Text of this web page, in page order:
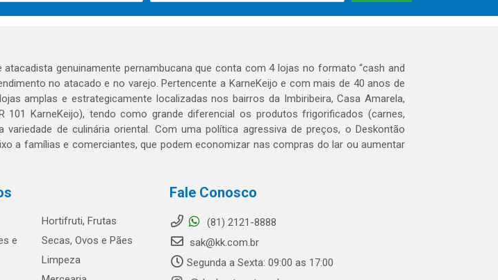
genuinamente pernambucana que conta com 4 lojas no formato “cash and
no atacado e no varejo. Pertencente a KarneKeijo e com mais de 40 anos de
amplas e estrategicamente localizadas nos bairros da Imbiribeira, Casa Amarela,
101 KarneKeijo), tendo como grande diferencial os produtos frigorificados (carnes,
variedade de culinária oriental. Com uma política agressiva de preços, o Deskontão
a famílias e comerciantes, que podem economizar nas compras do lar ou aumentar
e
Hortifruti, Frutas
Secas, Ovos e Pães
Limpeza
Fale Conosco
(81) 2121-8888
sak@kk.com.br
Segunda a Sexta: 09:00 as 17:00